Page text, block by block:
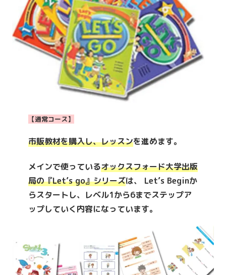
【通常コース】
市販教材を購入し、レッスンを進めます。
メインで使っているオックスフォード大学出版
局の『Let’s go』シリーズは、 Let’s Beginか
らスタートし、レベル1から6までステップア
ップしていく内容になっています。